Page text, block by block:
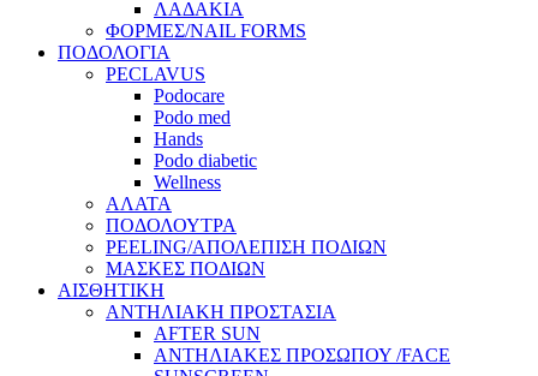
ΛΑΔΑΚΙΑ
ΦΟΡΜΕΣ/NAIL FORMS
ΠΟΔΟΛΟΓΙΑ
PECLAVUS
Podocare
Podo med
Hands
Podo diabetic
Wellness
ΑΛΑΤΑ
ΠΟΔΟΛΟΥΤΡΑ
PEELING/ΑΠΟΛΕΠΙΣΗ ΠΟΔΙΩΝ
ΜΑΣΚΕΣ ΠΟΔΙΩΝ
ΑΙΣΘΗΤΙΚΗ
ΑΝΤΗΛΙΑΚΗ ΠΡΟΣΤΑΣΙΑ
AFTER SUN
ΑΝΤΗΛΙΑΚΕΣ ΠΡΟΣΩΠΟΥ /FACE